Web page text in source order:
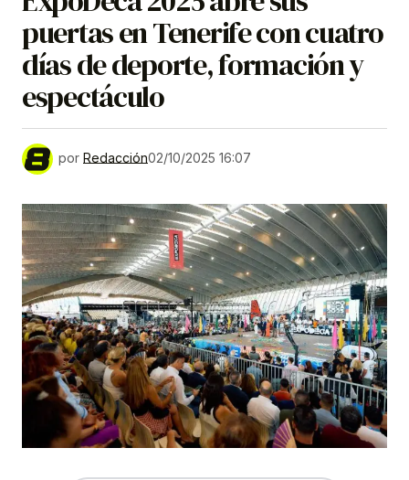
puertas en Tenerife con cuatro
días de deporte, formación y
espectáculo
por Redacción02/10/2025 16:07